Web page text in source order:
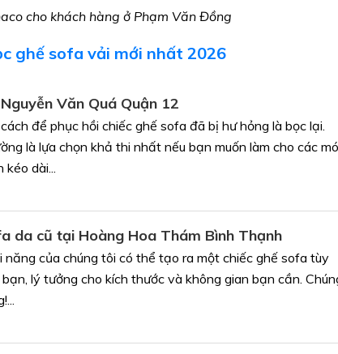
cho khách hàng ở Phạm Văn Đồng
ghế sofa vải mới nhất 2026
Văn Quá Quận 12
để phục hồi chiếc ghế sofa đã bị hư hỏng là bọc lại.
là lựa chọn khả thi nhất nếu bạn muốn làm cho các
dài...
da cũ tại Hoàng Hoa Thám Bình Thạnh
năng của chúng tôi có thể tạo ra một chiếc ghế sofa tùy
lý tưởng cho kích thước và không gian bạn cần.